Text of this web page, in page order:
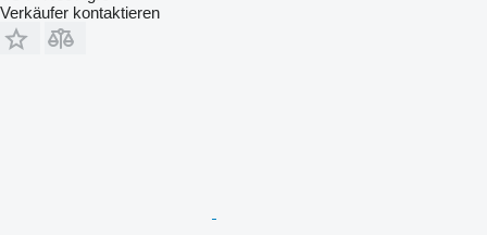
Verkäufer kontaktieren